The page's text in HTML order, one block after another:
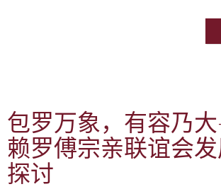
包罗万象，有容乃
赖罗傅宗亲联谊会
探讨